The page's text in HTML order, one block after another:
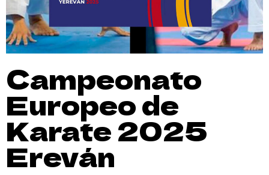
Campeonato
Europeo de
Karate 2025
Ereván